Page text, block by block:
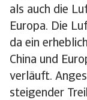
als auch die
Europa. Die
da ein
China und
verläuft.
steigender